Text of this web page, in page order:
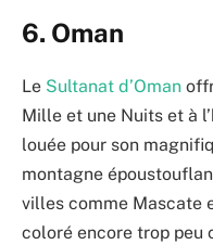
6. Oman
Le Sultanat d’Oman
Mille et une Nuits et à
louée pour son
montagne
villes comme Mascate
coloré encore trop peu